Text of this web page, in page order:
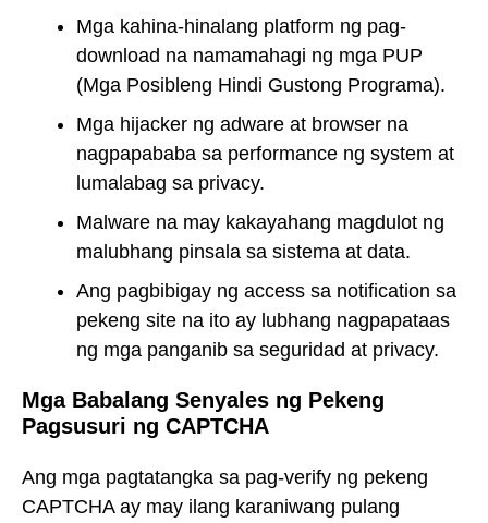
Mga kahina-hinalang platform ng pag-
download na namamahagi ng mga PUP
(Mga Posibleng Hindi Gustong Programa).
Mga hijacker ng adware at browser na
nagpapababa sa performance ng system at
lumalabag sa privacy.
Malware na may kakayahang magdulot ng
malubhang pinsala sa sistema at data.
Ang pagbibigay ng access sa notification sa
pekeng site na ito ay lubhang nagpapataas
ng mga panganib sa seguridad at privacy.
Mga Babalang Senyales ng Pekeng
Pagsusuri ng CAPTCHA
Ang mga pagtatangka sa pag-verify ng pekeng
CAPTCHA ay may ilang karaniwang pulang